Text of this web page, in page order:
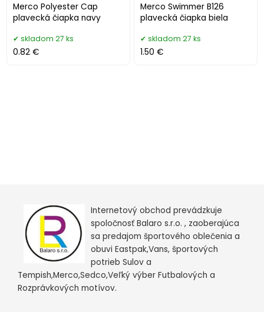
Merco Polyester Cap
plavecká čiapka navy
skladom 27 ks
0.82 €
Merco Swimmer B126
plavecká čiapka biela
skladom 27 ks
1.50 €
Internetový obchod prevádzkuje
spoločnosť Balaro s.r.o. , zaoberajúca
sa predajom športového oblečenia a
obuvi Eastpak,Vans, športových
potrieb Sulov a
Tempish,Merco,Sedco,Veľký výber Futbalových a
Rozprávkových motívov.